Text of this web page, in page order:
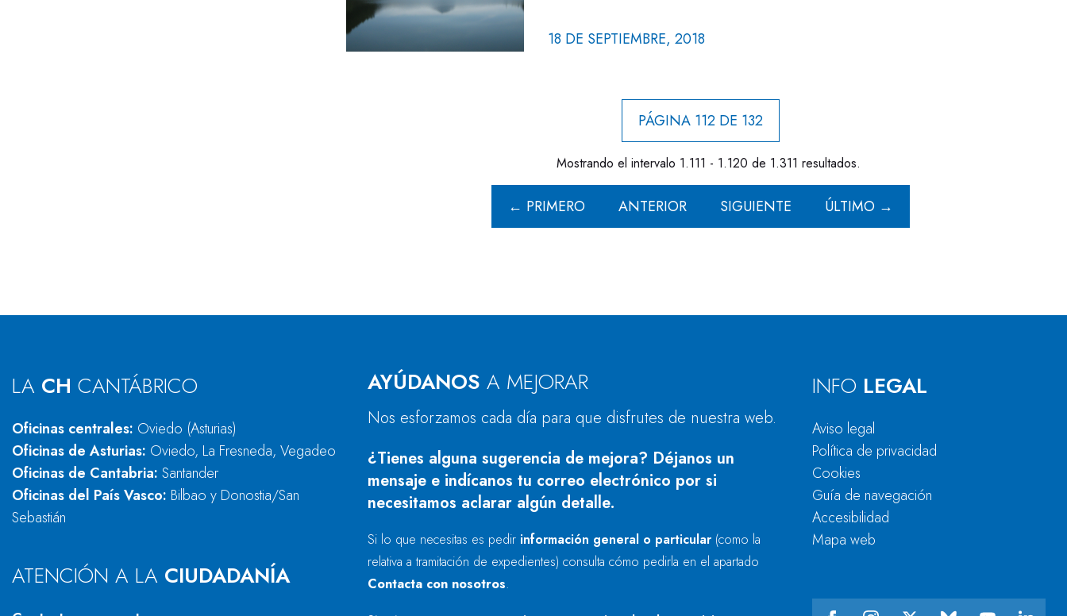
18 DE SEPTIEMBRE, 2018
PÁGINA 112 DE 132
Mostrando el intervalo 1.111 - 1.120 de 1.311 resultados.
← PRIMERO ANTERIOR SIGUIENTE ÚLTIMO →
LA CH CANTÁBRICO
Oficinas centrales: Oviedo (Asturias)
Oficinas de Asturias: Oviedo, La Fresneda, Vegadeo
Oficinas de Cantabria: Santander
Oficinas del País Vasco: Bilbao y Donostia/San
Sebastián
ATENCIÓN A LA CIUDADANÍA
AYÚDANOS A MEJORAR
Nos esforzamos cada día para que disfrutes de nuestra web.
¿Tienes alguna sugerencia de mejora? Déjanos un
mensaje e indícanos tu correo electrónico por si
necesitamos aclarar algún detalle.
Si lo que necesitas es pedir información general o particular (como la
relativa a tramitación de expedientes) consulta cómo pedirla en el apartado
Contacta con nosotros.
INFO LEGAL
Aviso legal
Política de privacidad
Cookies
Guía de navegación
Accesibilidad
Mapa web